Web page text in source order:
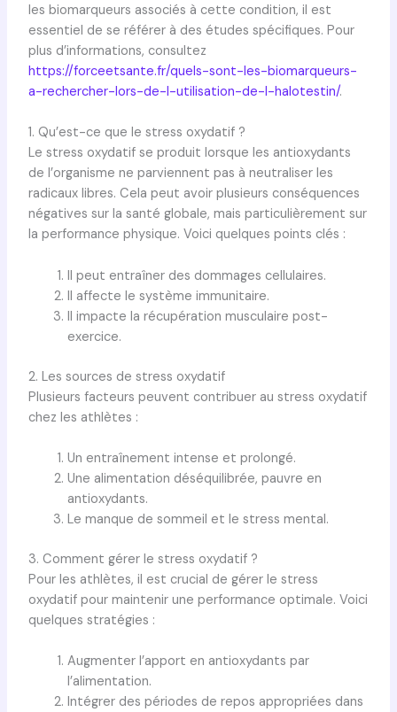
les biomarqueurs associés à cette condition, il est
essentiel de se référer à des études spécifiques. Pour
plus d’informations, consultez
https://forceetsante.fr/quels-sont-les-biomarqueurs-
a-rechercher-lors-de-l-utilisation-de-l-halotestin/.
1. Qu’est-ce que le stress oxydatif ?
Le stress oxydatif se produit lorsque les antioxydants
de l’organisme ne parviennent pas à neutraliser les
radicaux libres. Cela peut avoir plusieurs conséquences
négatives sur la santé globale, mais particulièrement sur
la performance physique. Voici quelques points clés :
Il peut entraîner des dommages cellulaires.
Il affecte le système immunitaire.
Il impacte la récupération musculaire post-
exercice.
2. Les sources de stress oxydatif
Plusieurs facteurs peuvent contribuer au stress oxydatif
chez les athlètes :
Un entraînement intense et prolongé.
Une alimentation déséquilibrée, pauvre en
antioxydants.
Le manque de sommeil et le stress mental.
3. Comment gérer le stress oxydatif ?
Pour les athlètes, il est crucial de gérer le stress
oxydatif pour maintenir une performance optimale. Voici
quelques stratégies :
Augmenter l’apport en antioxydants par
l’alimentation.
Intégrer des périodes de repos appropriées dans